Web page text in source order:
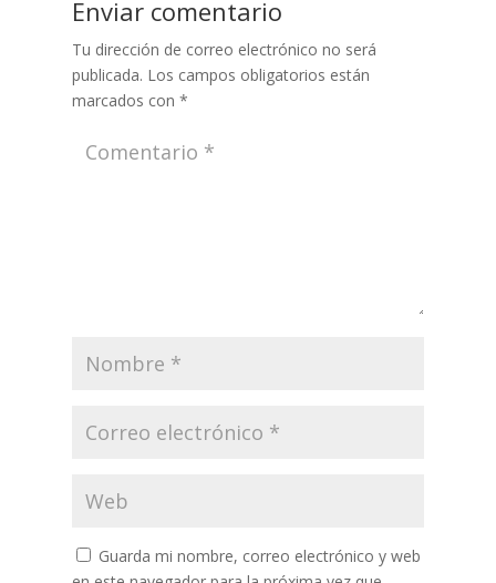
Enviar comentario
Tu dirección de correo electrónico no será
publicada. Los campos obligatorios están
marcados con *
Guarda mi nombre, correo electrónico y web